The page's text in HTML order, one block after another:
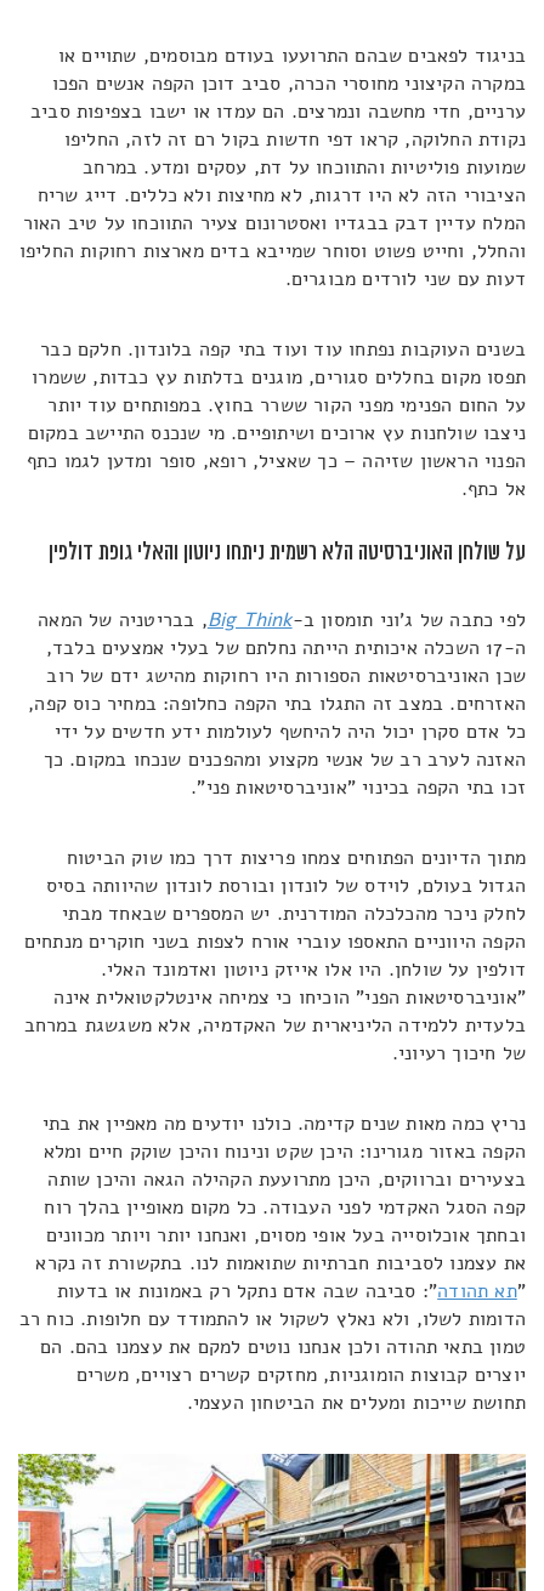
בניגוד לפאבים שבהם התרועעו בעודם מבוסמים, שתויים או
במקרה הקיצוני מחוסרי הכרה, סביב דוכן הקפה אנשים הפכו
ערניים, חדי מחשבה ונמרצים. הם עמדו או ישבו בצפיפות סביב
נקודת החלוקה, קראו דפי חדשות בקול רם זה לזה, החליפו
שמועות פוליטיות והתווכחו על דת, עסקים ומדע. במרחב
הציבורי הזה לא היו דרגות, לא מחיצות ולא כללים. דייג שריח
המלח עדיין דבק בבגדיו ואסטרונום צעיר התווכחו על טיב האור
והחלל, וחייט פשוט וסוחר שמייבא בדים מארצות רחוקות החליפו
דעות עם שני לורדים מבוגרים.
בשנים העוקבות נפתחו עוד ועוד בתי קפה בלונדון. חלקם כבר
תפסו מקום בחללים סגורים, מוגנים בדלתות עץ כבדות, ששמרו
על החום הפנימי מפני הקור ששרר בחוץ. במפותחים עוד יותר
ניצבו שולחנות עץ ארוכים ושיתופיים. מי שנכנס התיישב במקום
הפנוי הראשון שזיהה – כך שאציל, רופא, סופר ומדען לגמו כתף
אל כתף.
על שולחן האוניברסיטה הלא רשמית ניתחו ניוטון והאלי גופת דולפין
לפי כתבה של ג'וני תומסון ב-Big Think, בבריטניה של המאה
ה-17 השכלה איכותית הייתה נחלתם של בעלי אמצעים בלבד,
שכן האוניברסיטאות הספורות היו רחוקות מהישג ידם של רוב
האזרחים. במצב זה התגלו בתי הקפה כחלופה: במחיר כוס קפה,
כל אדם סקרן יכול היה להיחשף לעולמות ידע חדשים על ידי
האזנה לערב רב של אנשי מקצוע ומהפכנים שנכחו במקום. כך
זכו בתי הקפה בכינוי "אוניברסיטאות פני".
מתוך הדיונים הפתוחים צמחו פריצות דרך כמו שוק הביטוח
הגדול בעולם, לוידס של לונדון ובורסת לונדון שהיוותה בסיס
לחלק ניכר מהכלכלה המודרנית. יש המספרים שבאחד מבתי
הקפה היווניים התאספו עוברי אורח לצפות בשני חוקרים מנתחים
דולפין על שולחן. היו אלו אייזק ניוטון ואדמונד האלי.
"אוניברסיטאות הפני" הוכיחו כי צמיחה אינטלקטואלית אינה
בלעדית ללמידה הליניארית של האקדמיה, אלא משגשגת במרחב
של חיכוך רעיוני.
נריץ כמה מאות שנים קדימה. כולנו יודעים מה מאפיין את בתי
הקפה באזור מגורינו: היכן שקט ונינוח והיכן שוקק חיים ומלא
בצעירים וברווקים, היכן מתרועעת הקהילה הגאה והיכן שותה
קפה הסגל האקדמי לפני העבודה. כל מקום מאופיין בהלך רוח
ובחתך אוכלוסייה בעל אופי מסוים, ואנחנו יותר ויותר מכוונים
את עצמנו לסביבות חברתיות שתואמות לנו. בתקשורת זה נקרא
"תא תהודה": סביבה שבה אדם נתקל רק באמונות או בדעות
הדומות לשלו, ולא נאלץ לשקול או להתמודד עם חלופות. כוח רב
טמון בתאי תהודה ולכן אנחנו נוטים למקם את עצמנו בהם. הם
יוצרים קבוצות הומוגניות, מחזקים קשרים רצויים, משרים
תחושת שייכות ומעלים את הביטחון העצמי.